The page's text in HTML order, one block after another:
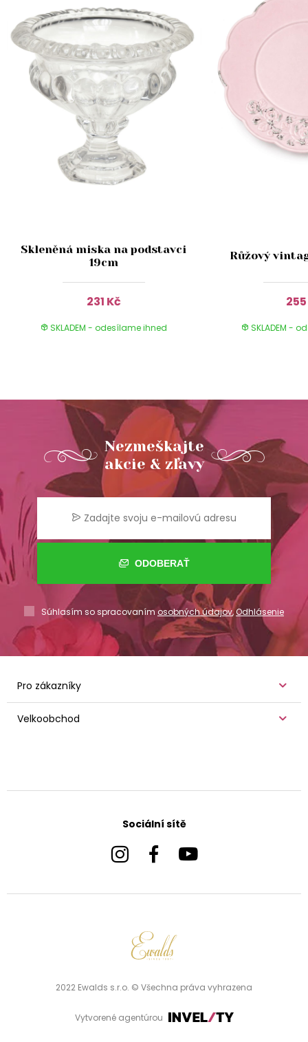
Skleněná miska na podstavci
19cm
231 Kč
SKLADEM - odesílame ihned
Růžový
SKLADEM -
Nezmeškajte
akcie & zľavy
ODOBERAŤ
Súhlasím so spracovaním osobných údajov,Odhlásenie
Pro zákazníky
Velkoobchod
Sociální sítě
2022 Ewalds s.r.o. © Všechna práva vyhrazena
Vytvorené agentúrou